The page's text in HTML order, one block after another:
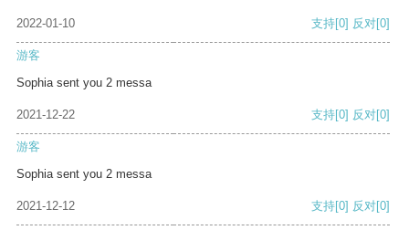
2022-01-10 支持[0] 反对[0]
游客
Sophia sent you 2 messa
2021-12-22 支持[0] 反对[0]
游客
Sophia sent you 2 messa
2021-12-12 支持[0] 反对[0]